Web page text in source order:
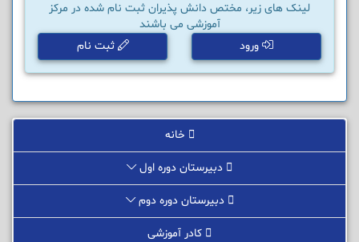
لینک های زیر، مختص دانش پذیران ثبت نام شده در مرکز
آموزشی می باشند
ورود
ثبت نام
خانه
دبیرستان دوره اول
دبیرستان دوره دوم
کادر آموزشی